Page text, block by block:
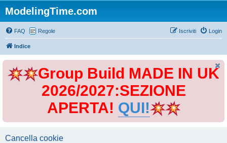
ModelingTime.com
FAQ Regole Login
Iscriviti
Indice
Group Build MADE IN UK
2026/2027:SEZIONE
APERTA! QUI!
Cancella cookie